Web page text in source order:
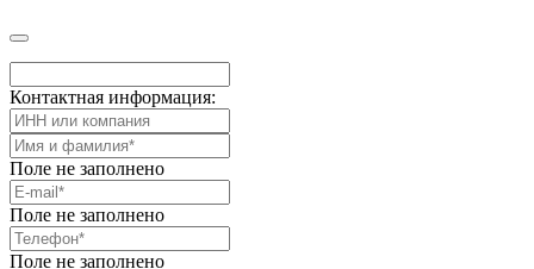
Контактная информация:
Поле не заполнено
Поле не заполнено
Поле не заполнено